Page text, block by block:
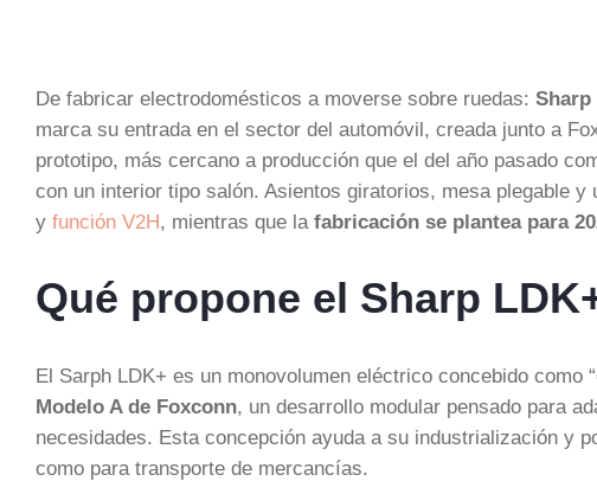
De fabricar electrodomésticos a moverse sobre ruedas: Sharp
marca su entrada en el sector del automóvil, creada junto a
prototipo, más cercano a producción que el del año pasado
con un interior tipo salón. Asientos giratorios, mesa plegable
y función V2H, mientras que la fabricación se plantea para
Qué propone el Sharp
El Sarph LDK+ es un monovolumen eléctrico concebido como
Modelo A de Foxconn, un desarrollo modular pensado para
necesidades. Esta concepción ayuda a su industrialización y
como para transporte de mercancías.